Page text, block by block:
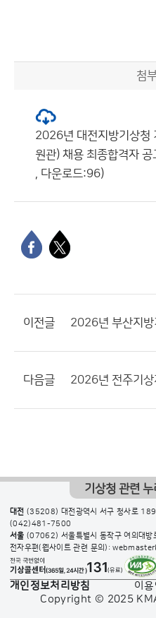
첨
2026년 대전지방기상청
원관) 채용 최종합격자
, 다운로드:96)
이전글
다음글
기상청 관련 누
대전 (35208) 대전광역시 서구 청사로
(042)481-7500
서울 (07062) 서울특별시 동작구 여의대
전자우편(웹사이트 관련 문의):
개인정보처리방침 이용
Copyright © 2025